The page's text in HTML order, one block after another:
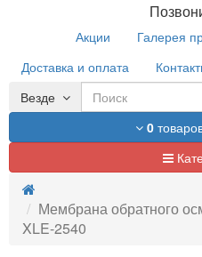
Акции Галерея
Доставка и оплата
Везде
0
Мембрана обратного
XLE-2540